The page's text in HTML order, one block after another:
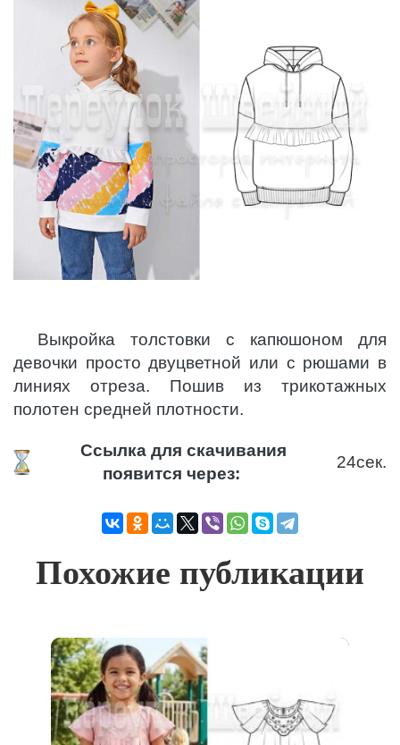
Выкройка толстовки с капюшоном для
девочки просто двуцветной или с рюшами в
линиях отреза. Пошив из трикотажных
полотен средней плотности.
Ссылка для скачивания
появится через:
23сек.
Похожие публикации